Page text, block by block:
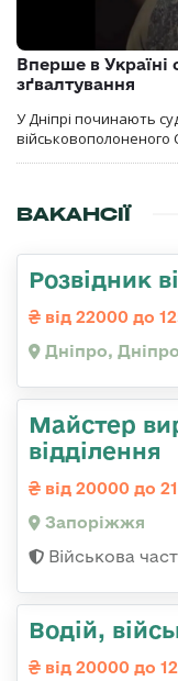
Вперше в Україні
зґвалтування
У Дніпрі починають
військовополоненого
ВАКАНСІЇ
Розвідник
від 22000 до
Дніпро,
Майстер
відділення
від 20000 до
Запоріжжя
Військова
Водій,
від 20000 до